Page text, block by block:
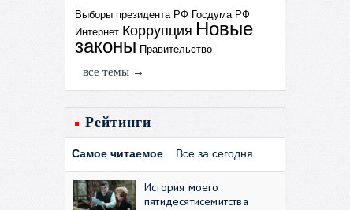
Выборы президента РФ Госдума РФ
Интернет Коррупция Новые
законы Правительство
все темы →
Рейтинги
Самое читаемое Все за сегодня
История моего
пятидесятисемитства